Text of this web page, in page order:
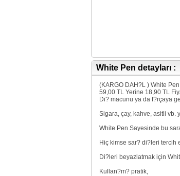
White Pen detayları :
(KARGO DAH?L ) White
59,00 TL Yerine 18,90 TL
Di? macunu ya da f?rçaya
Sigara, çay, kahve, asitli vb.
White Pen Sayesinde bu
Hiç kimse sar? di?leri tercih
Di?leri beyazlatmak için
Kullan?m? pratik,